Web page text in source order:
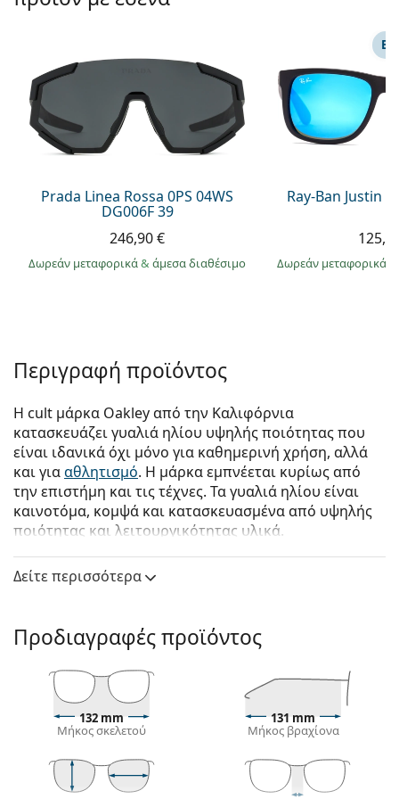
Persol
Όλες οι μάρκες
Prada Linea Rossa 0PS 04WS
DG006F 39
246,90 €
Δωρεάν μεταφορικά& άμεσα διαθέσιμο
Ray-Ban Justin
Δωρεάν μεταφορικά
Περιγραφή προϊόντος
Η cult μάρκα Oakley από την Καλιφόρνια
κατασκευάζει γυαλιά ηλίου υψηλής ποιότητας που
είναι ιδανικά όχι μόνο για καθημερινή χρήση, αλλά
και γιααθλητισμό. Η μάρκα εμπνέεται κυρίως από
την επιστήμη και τις τέχνες. Τα γυαλιά ηλίου είναι
καινοτόμα, κομψά και κατασκευασμένα από υψηλής
ποιότητας και λειτουργικότητας υλικά.
Oakley Cables OO 9129 05 63είναι αντρικά γυαλιά
ηλίου.
με τη λειτουργία του Εικονικού καθρέφτη του
Lentiamo.
Σκελετός γυαλιών ηλίου
Ο διαφανής σκελετός ταιριάζει απόλυτα με
δροσερούς και ζεστούς τόνους δέρματος και με
Οιορθογώνιοι σκελετοί γυαλιών ηλίουείναι
ιδανική επιλογή για όσους έχουν οβάλ ή
Δείτε περισσότερα
Προδιαγραφές προϊόντος
132 mm
Μήκος σκελετού
131 mm
Μήκος βραχίονα